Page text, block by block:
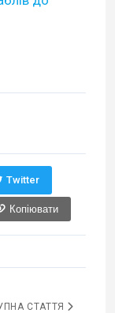
Twitter
Копіювати
СТАТТЯ